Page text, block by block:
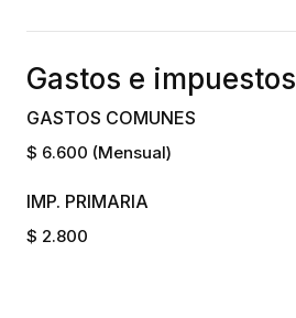
Gastos e impuestos
GASTOS COMUNES
$ 6.600 (Mensual)
IMP. PRIMARIA
$ 2.800